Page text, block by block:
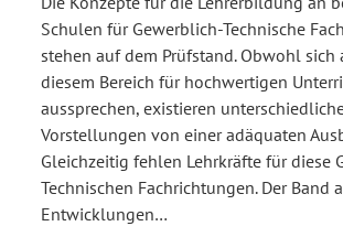
Schulen für Gewerblich-Technische
stehen auf dem Prüfstand. Obwohl sich
diesem Bereich für hochwertigen
aussprechen, existieren
Vorstellungen von einer adäquaten
Gleichzeitig fehlen Lehrkräfte für diese
Technischen Fachrichtungen. Der Band
Entwicklungen…